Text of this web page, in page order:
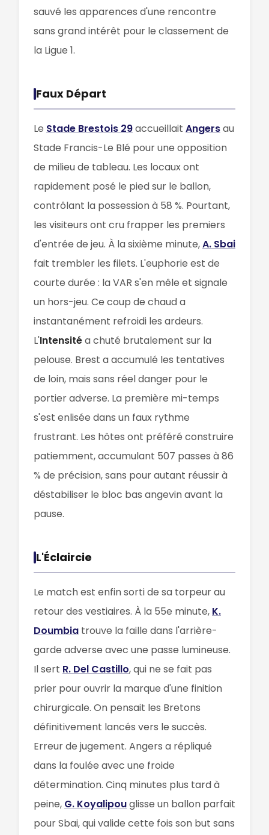
sauvé les apparences d'une rencontre
sans grand intérêt pour le classement de
la Ligue 1.
Faux Départ
Le Stade Brestois 29accueillait Angersau
Stade Francis-Le Blé pour une opposition
de milieu de tableau. Les locaux ont
rapidement posé le pied sur le ballon,
contrôlant la possession à 58 %. Pourtant,
les visiteurs ont cru frapper les premiers
d'entrée de jeu. À la sixième minute,A. Sbai
fait trembler les filets. L'euphorie est de
courte durée : la VAR s'en mêle et signale
un hors-jeu. Ce coup de chaud a
instantanément refroidi les ardeurs.
L'Intensitéa chuté brutalement sur la
pelouse. Brest a accumulé les tentatives
de loin, mais sans réel danger pour le
portier adverse. La première mi-temps
s'est enlisée dans un faux rythme
frustrant. Les hôtes ont préféré construire
patiemment, accumulant 507 passes à 86
% de précision, sans pour autant réussir à
déstabiliser le bloc bas angevin avant la
pause.
L'Éclaircie
Le match est enfin sorti de sa torpeur au
retour des vestiaires. À la 55e minute, K.
Doumbia trouve la faille dans l'arrière-
garde adverse avec une passe lumineuse.
Il sert R. Del Castillo, qui ne se fait pas
prier pour ouvrir la marque d'une finition
chirurgicale. On pensait les Bretons
définitivement lancés vers le succès.
Erreur de jugement. Angers a répliqué
dans la foulée avec une froide
détermination. Cinq minutes plus tard à
peine, G. Koyalipouglisse un ballon parfait
pour Sbai, qui valide cette fois son but sans